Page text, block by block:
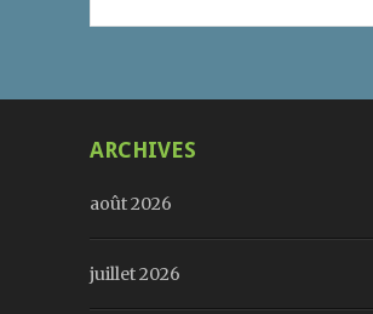
ARCHIVES
août 2026
juillet 2026